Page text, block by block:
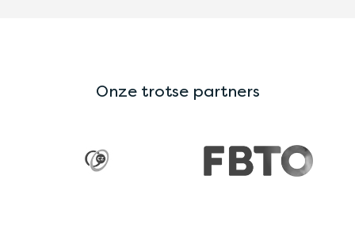
Onze trotse partners